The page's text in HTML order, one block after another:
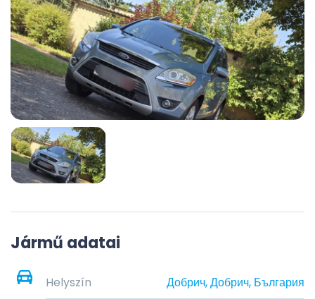
Jármű adatai
Helyszín
Добрич, Добрич, България